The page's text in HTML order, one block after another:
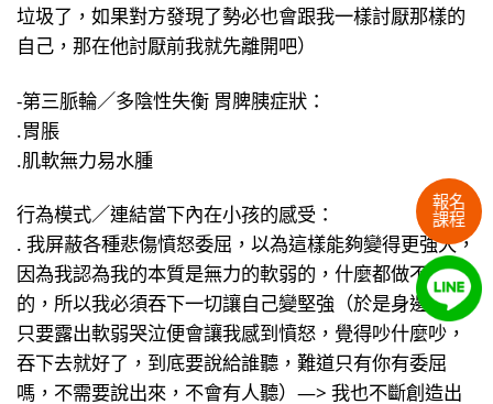
垃圾了，如果對方發現了勢必也會跟我一樣討厭那樣的
自己，那在他討厭前我就先離開吧）
-第三脈輪／多陰性失衡 胃脾胰症狀：
.胃脹
.肌軟無力易水腫
行為模式／連結當下內在小孩的感受：
. 我屏蔽各種悲傷憤怒委屈，以為這樣能夠變得更強大，
因為我認為我的本質是無力的軟弱的，什麼都做不好
的，所以我必須吞下一切讓自己變堅強（於是身邊的人
只要露出軟弱哭泣便會讓我感到憤怒，覺得吵什麼吵，
吞下去就好了，到底要說給誰聽，難道只有你有委屈
嗎，不需要說出來，不會有人聽）—> 我也不斷創造出
報名
課程